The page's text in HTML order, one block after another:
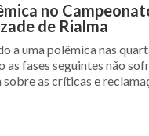
no
de Rialma
a uma polêmica nas
as fases seguintes não
sobre as críticas e